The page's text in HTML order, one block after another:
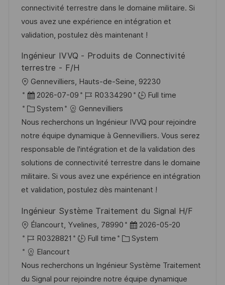
n D
a
t
o
r
y
connectivité terrestre dans le domaine militaire. Si
vous avez une expérience en intégration et
validation, postulez dès maintenant !
Ingénieur IVVQ - Produits de Connectivité
terrestre - F/H
L
o
c
a
t
i
o
n
Gennevilliers, Hauts-de-Seine, 92230
P
o
s
t
e
d
D
a
e
2026-07-09
J
o
b
I
d
R0334290
Full time
C
a
t
e
g
o
r
System
Gennevilliers
Nous recherchons un Ingénieur IVVQ pour rejoindre
notre équipe dynamique à Gennevilliers. Vous serez
responsable de l'intégration et de la validation des
solutions de connectivité terrestre dans le domaine
militaire. Si vous avez une expérience en intégration
et validation, postulez dès maintenant !
Ingénieur Système Traitement du Signal H/F
L
o
c
a
t
Élancourt, Yvelines, 78990
P
o
t
e
2026-05-20
J
o
b
I
R0328821 Full time
C
t
e
System
Elancourt
Nous recherchons un Ingénieur Système Traitement
du Signal pour rejoindre notre équipe dynamique